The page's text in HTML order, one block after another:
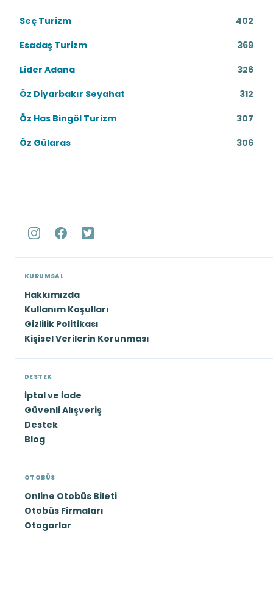
Seç Turizm
402
Esadaş Turizm
369
Lider Adana
326
Öz Diyarbakır Seyahat
312
Öz Has Bingöl Turizm
307
Öz Gülaras
306
KURUMSAL
Hakkımızda
Kullanım Koşulları
Gizlilik Politikası
Kişisel Verilerin Korunması
DESTEK
İptal ve İade
Güvenli Alışveriş
Destek
Blog
OTOBÜS
Online Otobüs Bileti
Otobüs Firmaları
Otogarlar